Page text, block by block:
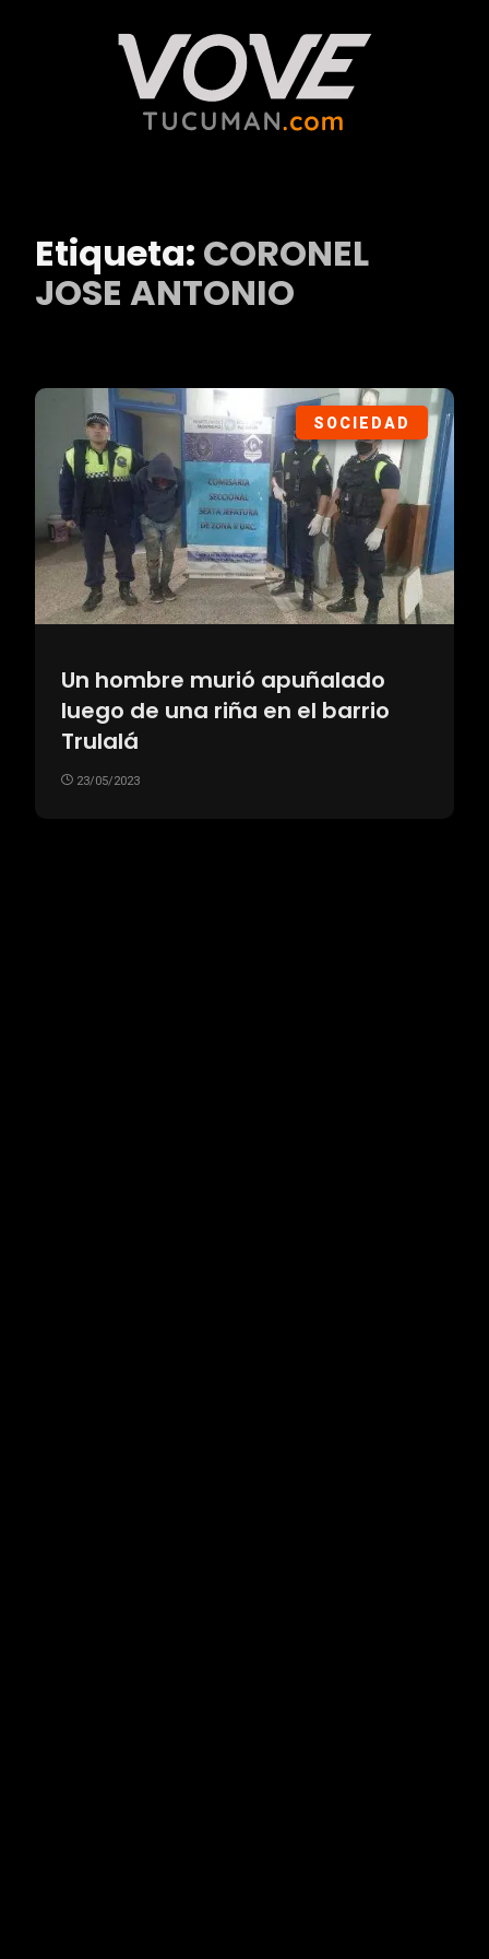
Etiqueta: CORONEL
JOSE ANTONIO
SOCIEDAD
Un hombre murió apuñalado
luego de una riña en el barrio
Trulalá
23/05/2023